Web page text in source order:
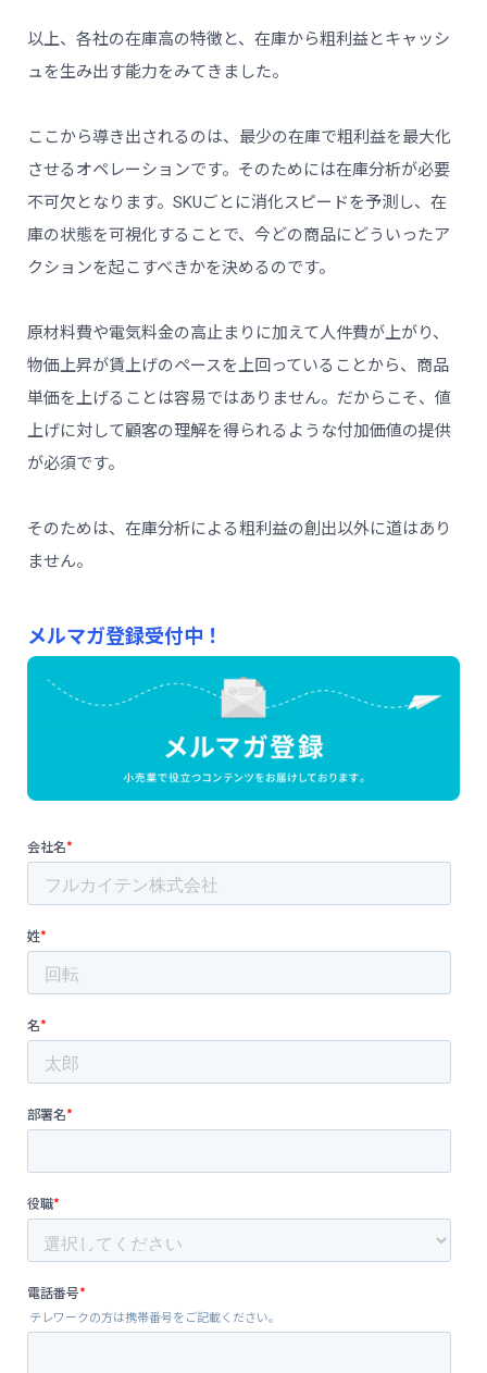
以上、各社の在庫高の特徴と、在庫から粗利益とキャッシ
ュを生み出す能力をみてきました。
ここから導き出されるのは、最少の在庫で粗利益を最大化
させるオペレーションです。そのためには在庫分析が必要
不可欠となります。SKUごとに消化スピードを予測し、在
庫の状態を可視化することで、今どの商品にどういったア
クションを起こすべきかを決めるのです。
原材料費や電気料金の高止まりに加えて人件費が上がり、
物価上昇が賃上げのペースを上回っていることから、商品
単価を上げることは容易ではありません。だからこそ、値
上げに対して顧客の理解を得られるような付加価値の提供
が必須です。
そのためは、在庫分析による粗利益の創出以外に道はあり
ません。
メルマガ登録受付中！